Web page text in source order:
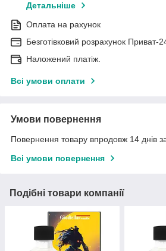
Детальніше
Оплата на рахунок
Безготівковий розрахунок Приват-
Наложений платіж.
Всі умови оплати
Умови повернення
Повернення товару впродовж 14 днів
Всі умови повернення
Подібні товари компанії